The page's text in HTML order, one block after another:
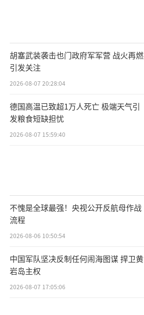
胡塞武装袭击也门政府军军营 战火再燃
引发关注
2026-08-07 20:28:04
德国高温已致超1万人死亡 极端天气引
发粮食短缺担忧
2026-08-07 15:59:40
不愧是全球最强！央视公开反航母作战
流程
2026-08-06 10:50:54
中国军队坚决反制任何闹海图谋 捍卫黄
岩岛主权
2026-08-07 17:05:06